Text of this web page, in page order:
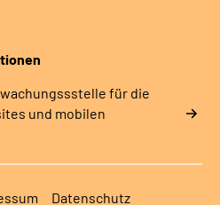
für die
und mobilen
Datenschutz